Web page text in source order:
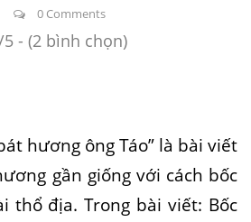
0 Comments
5 - (2 bình chọn)
hương ông Táo” là bài viết
gần giống với cách bốc
thổ địa. Trong bài viết: Bốc